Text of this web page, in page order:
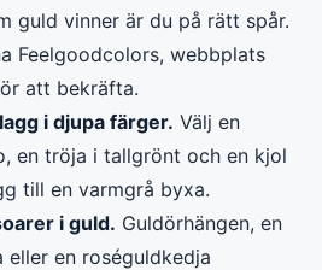
guld vinner är du på rätt spår.
Feelgoodcolors, webbplats
att bekräfta.
i djupa färger. Välj en
en tröja i tallgrönt och en kjol
till en varmgrå byxa.
i guld. Guldörhängen, en
eller en roséguldkedja